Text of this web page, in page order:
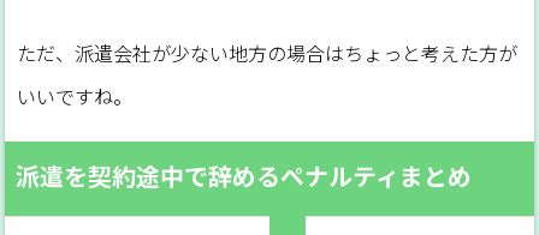
ただ、派遣会社が少ない地方の場合はちょっと考えた方が
いいですね。
派遣を契約途中で辞めるペナルティまとめ